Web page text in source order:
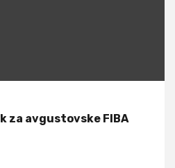
za avgustovske FIBA